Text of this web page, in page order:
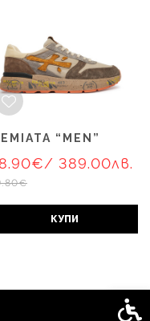
“MEN”
/ 389.00лв.
КУПИ